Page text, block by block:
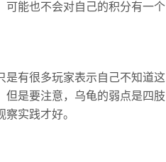
可能也不会对自己的积分有一个
是有很多玩家表示自己不知道这
但是要注意，乌龟的弱点是四肢
实践才好。